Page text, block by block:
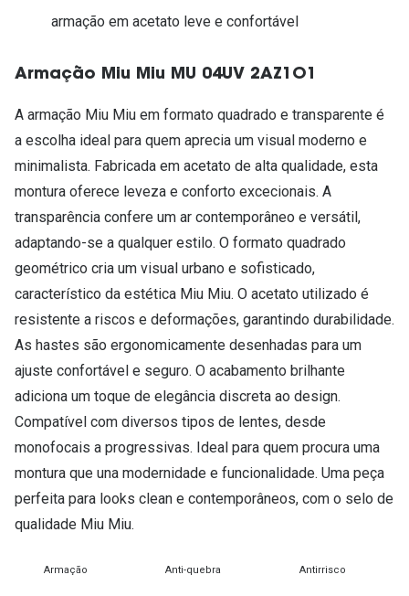
armação em acetato leve e confortável
Armação Miu Miu MU 04UV 2AZ1O1
A armação Miu Miu em formato quadrado e transparente é
a escolha ideal para quem aprecia um visual moderno e
minimalista. Fabricada em acetato de alta qualidade, esta
montura oferece leveza e conforto excecionais. A
transparência confere um ar contemporâneo e versátil,
adaptando-se a qualquer estilo. O formato quadrado
geométrico cria um visual urbano e sofisticado,
característico da estética Miu Miu. O acetato utilizado é
resistente a riscos e deformações, garantindo durabilidade.
As hastes são ergonomicamente desenhadas para um
ajuste confortável e seguro. O acabamento brilhante
adiciona um toque de elegância discreta ao design.
Compatível com diversos tipos de lentes, desde
monofocais a progressivas. Ideal para quem procura uma
montura que una modernidade e funcionalidade. Uma peça
perfeita para looks clean e contemporâneos, com o selo de
qualidade Miu Miu.
Armação Anti-quebra Antirrisco